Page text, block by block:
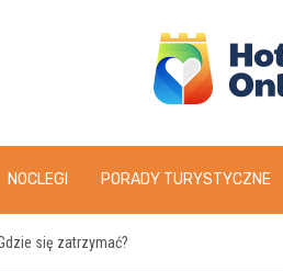
NOCLEGI PORADY TURYSTYCZNE
się zatrzymać?